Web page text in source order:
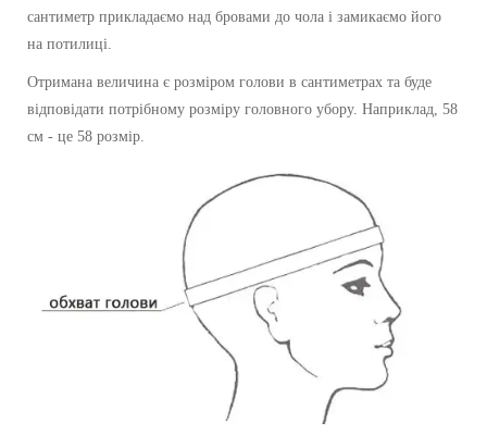
сантиметр прикладаємо над бровами до чола і замикаємо його
на потилиці.
Отримана величина є розміром голови в сантиметрах та буде
відповідати потрібному розміру головного убору. Наприклад, 58
см - це 58 розмір.